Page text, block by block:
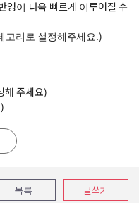
영이 더욱 빠르게 이루어질 수
고리로 설정해주세요.)
해 주세요)
:
목록 글쓰기